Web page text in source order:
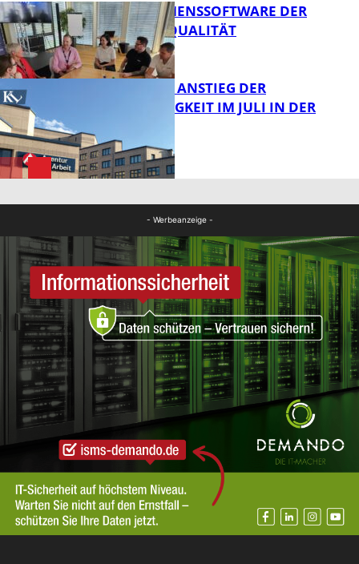
Bildung
FB News
UNTERNEHMENSSOFTWARE DER
HÖCHSTEN QUALITÄT
SAISONALER ANSTIEG DER
ARBEITSLOSIGKEIT IM JULI IN DER
- Werbeanzeige -